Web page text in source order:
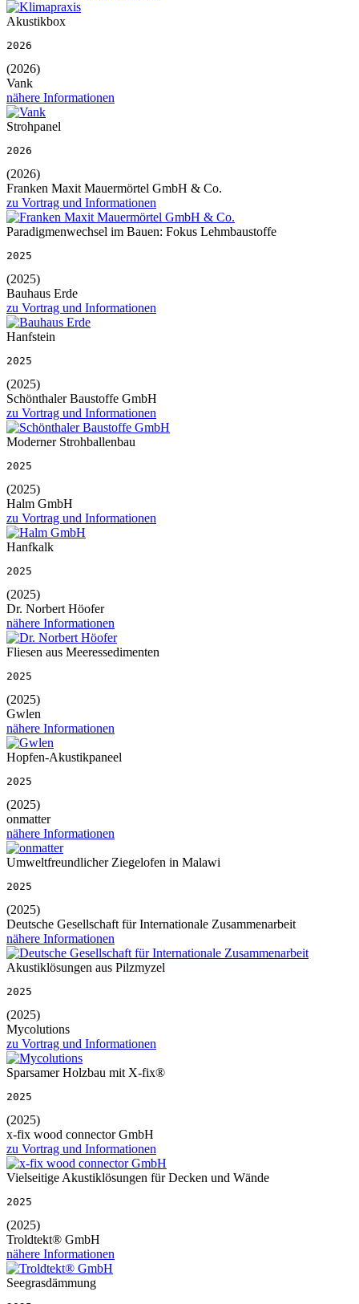
Akustikbox
2026
(2026)
Vank
nähere Informationen
Strohpanel
2026
(2026)
Franken Maxit Mauermörtel GmbH & Co.
zu Vortrag und Informationen
Paradigmenwechsel im Bauen: Fokus Lehmbaustoffe
2025
(2025)
Bauhaus Erde
zu Vortrag und Informationen
Hanfstein
2025
(2025)
Schönthaler Baustoffe GmbH
zu Vortrag und Informationen
Moderner Strohballenbau
2025
(2025)
Halm GmbH
zu Vortrag und Informationen
Hanfkalk
2025
(2025)
Dr. Norbert Höofer
nähere Informationen
Fliesen aus Meeressedimenten
2025
(2025)
Gwlen
nähere Informationen
Hopfen-Akustikpaneel
2025
(2025)
onmatter
nähere Informationen
Umweltfreundlicher Ziegelofen in Malawi
2025
(2025)
Deutsche Gesellschaft für Internationale Zusammenarbeit
nähere Informationen
Akustiklösungen aus Pilzmyzel
2025
(2025)
Mycolutions
zu Vortrag und Informationen
Sparsamer Holzbau mit X-fix®
2025
(2025)
x-fix wood connector GmbH
zu Vortrag und Informationen
Vielseitige Akustiklösungen für Decken und Wände
2025
(2025)
Troldtekt® GmbH
nähere Informationen
Seegrasdämmung